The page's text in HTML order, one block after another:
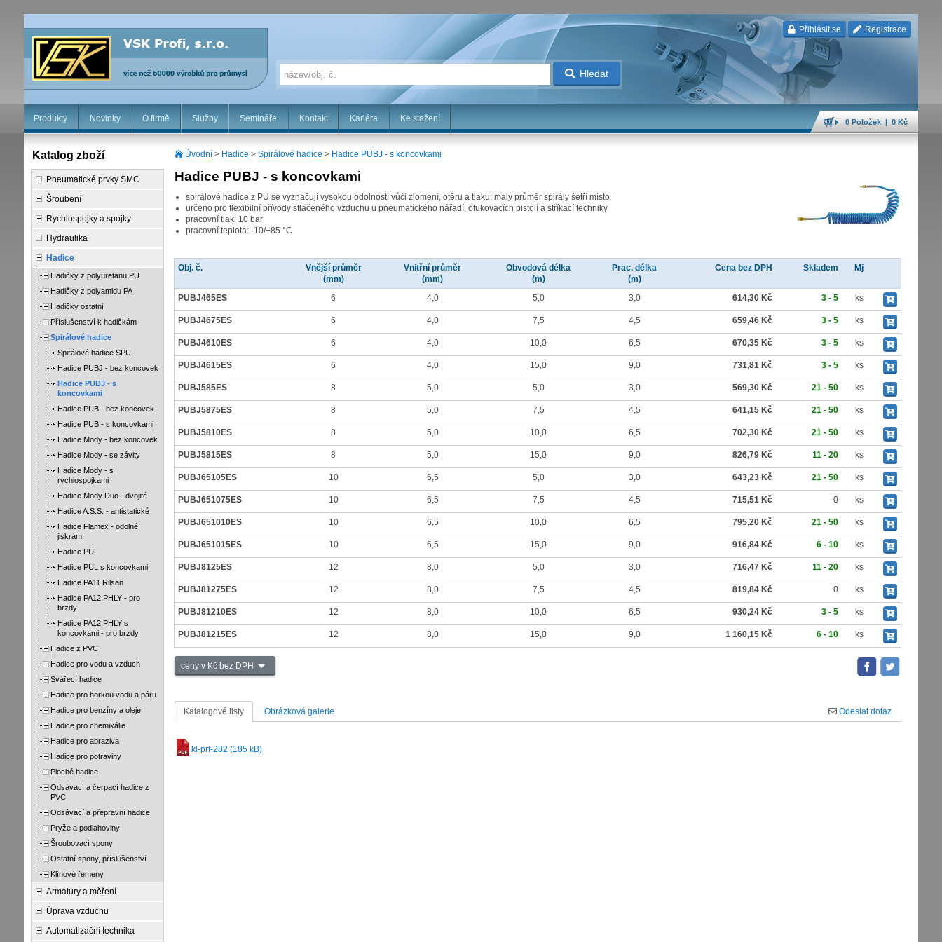
Přihlásit se Registrace
Hledat
Produkty Novinky O firmě Služby Semináře Kontakt Kariéra Ke stažení 0 Položek | 0 Kč
Úvodní> Hadice > Spirálové hadice > Hadice PUBJ - s koncovkami
Hadice PUBJ - s koncovkami
spirálové hadice z PU se vyznačují vysokou odolností vůči zlomení, otěru a tlaku; malý průměr spirály šetří místo
určeno pro flexibilní přívody stlačeného vzduchu u pneumatického nářadí, ofukovacích pistolí a stříkací techniky
pracovní tlak: 10 bar
pracovní teplota: -10/+85 °C
Obj. č.
Vnější průměr
(mm)
Vnitřní průměr
(mm)
Obvodová délka
(m)
Prac. délka
(m)
Cena bez DPH Skladem Mj
PUBJ465ES 6 4,0 5,0 3,0 614,30 Kč 3 - 5 ks
PUBJ4675ES 6 4,0 7,5 4,5 659,46 Kč 3 - 5 ks
PUBJ4610ES 6 4,0 10,0 6,5 670,35 Kč 3 - 5 ks
PUBJ4615ES 6 4,0 15,0 9,0 731,81 Kč 3 - 5 ks
PUBJ585ES 8 5,0 5,0 3,0 569,30 Kč 21 - 50 ks
PUBJ5875ES 8 5,0 7,5 4,5 641,15 Kč 21 - 50 ks
PUBJ5810ES 8 5,0 10,0 6,5 702,30 Kč 21 - 50 ks
PUBJ5815ES 8 5,0 15,0 9,0 826,79 Kč 11 - 20 ks
PUBJ65105ES 10 6,5 5,0 3,0 643,23 Kč 21 - 50 ks
PUBJ651075ES 10 6,5 7,5 4,5 715,51 Kč 0 ks
PUBJ651010ES 10 6,5 10,0 6,5 795,20 Kč 21 - 50 ks
PUBJ651015ES 10 6,5 15,0 9,0 916,84 Kč 6 - 10 ks
PUBJ8125ES 12 8,0 5,0 3,0 716,47 Kč 11 - 20 ks
PUBJ81275ES 12 8,0 7,5 4,5 819,84 Kč 0 ks
PUBJ81210ES 12 8,0 10,0 6,5 930,24 Kč 3 - 5 ks
PUBJ81215ES 12 8,0 15,0 9,0 1 160,15 Kč 6 - 10 ks
ceny v Kč bez DPH
Katalogové listy Obrázková galerie Odeslat dotaz
kl-prf-282 (185 kB)
Katalog zboží
Pneumatické prvky SMC
Šroubení
Rychlospojky a spojky
Hydraulika
Hadice
Hadičky z polyuretanu PU
Hadičky z polyamidu PA
Hadičky ostatní
Příslušenství k hadičkám
Spirálové hadice
Spirálové hadice SPU
Hadice PUBJ - bez koncovek
Hadice PUBJ - s
koncovkami
Hadice PUB - bez koncovek
Hadice PUB - s koncovkami
Hadice Mody - bez koncovek
Hadice Mody - se závity
Hadice Mody - s
rychlospojkami
Hadice Mody Duo - dvojité
Hadice A.S.S. - antistatické
Hadice Flamex - odolné
jiskrám
Hadice PUL
Hadice PUL s koncovkami
Hadice PA11 Rilsan
Hadice PA12 PHLY - pro
brzdy
Hadice PA12 PHLY s
koncovkami - pro brzdy
Hadice z PVC
Hadice pro vodu a vzduch
Svářecí hadice
Hadice pro horkou vodu a páru
Hadice pro benzíny a oleje
Hadice pro chemikálie
Hadice pro abraziva
Hadice pro potraviny
Ploché hadice
Odsávací a čerpací hadice z
PVC
Odsávací a přepravní hadice
Pryže a podlahoviny
Šroubovací spony
Ostatní spony, příslušenství
Klínové řemeny
Armatury a měření
Úprava vzduchu
Automatizační technika